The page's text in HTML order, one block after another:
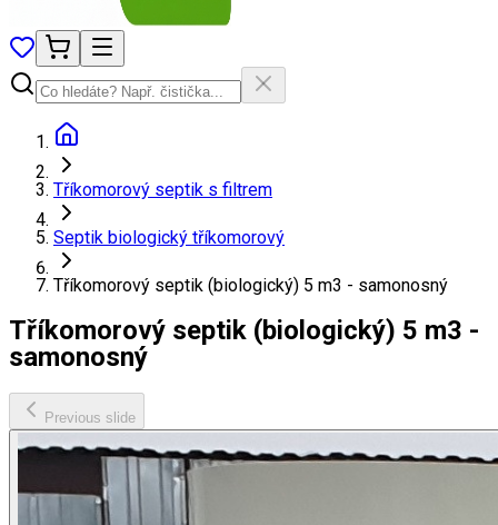
Tříkomorový septik s filtrem
Septik biologický tříkomorový
Tříkomorový septik (biologický) 5 m3 - samonosný
Tříkomorový septik (biologický) 5 m3 -
samonosný
Previous slide